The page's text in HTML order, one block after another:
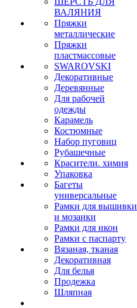
ВАЛЯНИЯ
Пряжки
металлические
Пряжки
пластмассовые
SWAROVSKI
Декоративные
Деревянные
Для рабочей
одежды
Карамель
Костюмные
Набор пуговиц
Рубашечные
Красители. химия
Упаковка
Багеты
универсальные
Рамки для вышивки
и мозаики
Рамки для икон
Рамки с паспарту
Вязаная, тканая
Декоративная
Для белья
Продежка
Шляпная